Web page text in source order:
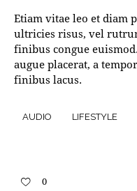
Etiam vitae leo et diam
ultricies risus, vel
finibus congue
augue placerat, a
finibus lacus.
AUDIO LIFESTYLE
0